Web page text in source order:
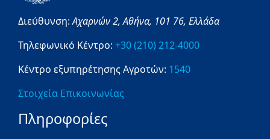
Διεύθυνση:Αχαρνών 2,Αθήνα, 101 76, Ελλάδα
Τηλεφωνικό Κέντρο: +30 (210) 212-4000
Κέντρο εξυπηρέτησης Αγροτών: 1540
Στοιχεία Επικοινωνίας
Πληροφορίες